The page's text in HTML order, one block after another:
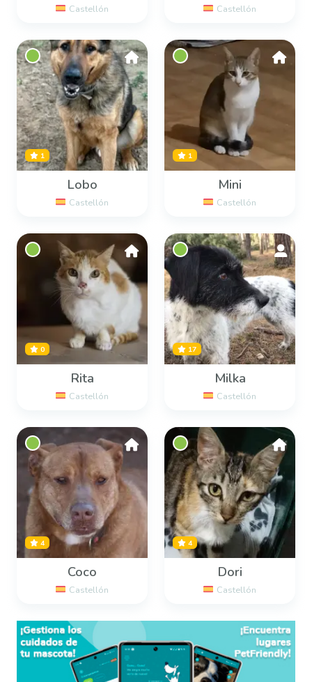
Castellón Castellón
1
Lobo
Castellón
1
Mini
Castellón
0
Rita
Castellón
17
Milka
Castellón
4
Coco
Castellón
4
Dori
Castellón